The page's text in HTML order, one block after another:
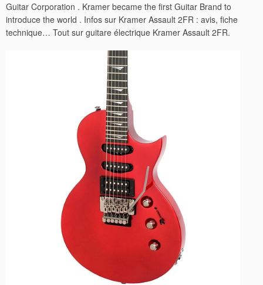
Guitar Corporation . Kramer became the first Guitar Brand to
introduce the world . Infos sur Kramer Assault 2FR : avis, fiche
technique… Tout sur guitare électrique Kramer Assault 2FR.